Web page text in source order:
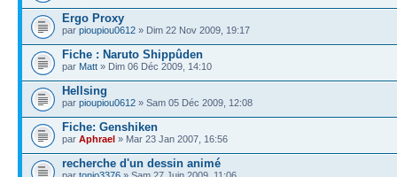
Ergo Proxy
par pioupiou0612 » Dim 22 Nov 2009, 19:17
Fiche : Naruto Shippûden
par Matt » Dim 06 Déc 2009, 14:10
Hellsing
par pioupiou0612 » Sam 05 Déc 2009, 12:08
Fiche: Genshiken
par Aphrael » Mar 23 Jan 2007, 16:56
recherche d'un dessin animé
par tonio3376 » Sam 27 Juin 2009, 11:06